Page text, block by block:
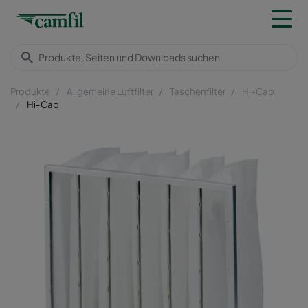
Produkte Allgemeine Luftfilter Taschenfilter
Hi-Cap
Hi-Cap